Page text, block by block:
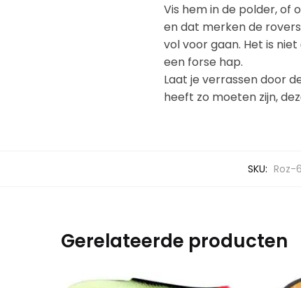
Vis hem in de polder, of
en dat merken de
vol voor gaan. Het is
een forse hap.
Laat je verrassen door
heeft zo moeten zijn,
SKU: Roz-
Gerelateerde producten